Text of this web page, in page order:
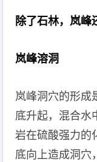
除了石林，岚
岚峰溶洞
岚峰洞穴的形成
底升起，混合水
岩在硫酸强力的
底向上造成洞穴